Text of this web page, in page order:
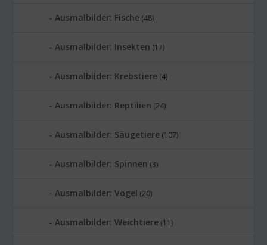
Ausmalbilder: Fische (48)
Ausmalbilder: Insekten (17)
Ausmalbilder: Krebstiere (4)
Ausmalbilder: Reptilien (24)
Ausmalbilder: Säugetiere (107)
Ausmalbilder: Spinnen (3)
Ausmalbilder: Vögel (20)
Ausmalbilder: Weichtiere (11)